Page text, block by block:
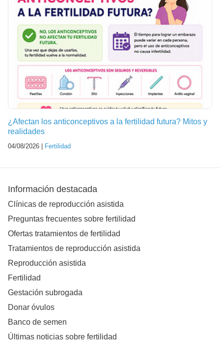
¿Afectan los anticonceptivos a la fertilidad futura? Mitos y
realidades
04/08/2026 | Fertilidad
Información destacada
Clínicas de reproducción asistida
Preguntas frecuentes sobre fertilidad
Ofertas tratamientos de fertilidad
Tratamientos de reproducción asistida
Reproducción asistida
Fertilidad
Gestación subrogada
Donar óvulos
Banco de semen
Últimas noticias sobre fertilidad